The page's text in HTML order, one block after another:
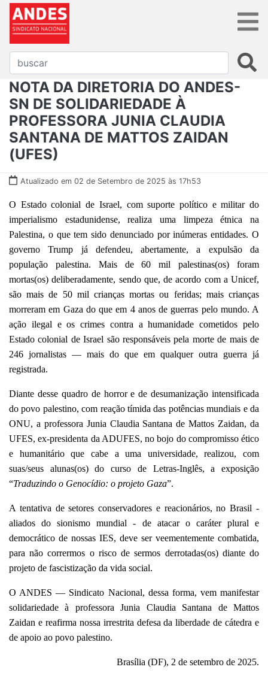
NOTA DA DIRETORIA DO ANDES-
SN DE SOLIDARIEDADE À
PROFESSORA JUNIA CLAUDIA
SANTANA DE MATTOS ZAIDAN
(UFES)
Atualizado em 02 de Setembro de 2025 às 17h53
O Estado colonial de Israel, com suporte político e militar do
imperialismo estadunidense, realiza uma limpeza étnica na
Palestina, o que tem sido denunciado por inúmeras entidades. O
governo Trump já defendeu, abertamente, a expulsão da
população palestina. Mais de 60 mil palestinas(os) foram
mortas(os) deliberadamente, sendo que, de acordo com a Unicef,
são mais de 50 mil crianças mortas ou feridas; mais crianças
morreram em Gaza do que em 4 anos de guerras pelo mundo. A
ação ilegal e os crimes contra a humanidade cometidos pelo
Estado colonial de Israel são responsáveis pela morte de mais de
246 jornalistas — mais do que em qualquer outra guerra já
registrada.
Diante desse quadro de horror e de desumanização intensificada
do povo palestino, com reação tímida das potências mundiais e da
ONU, a professora Junia Claudia Santana de Mattos Zaidan, da
UFES, ex-presidenta da ADUFES, no bojo do compromisso ético
e humanitário que cabe a uma universidade, realizou, com
suas/seus alunas(os) do curso de Letras-Inglês, a exposição
“Traduzindo o Genocídio: o projeto Gaza”.
A tentativa de setores conservadores e reacionários, no Brasil -
aliados do sionismo mundial - de atacar o caráter plural e
democrático de nossas IES, deve ser veementemente combatida,
para não corrermos o risco de sermos derrotadas(os) diante do
projeto de fascistização da vida social.
O ANDES — Sindicato Nacional, dessa forma, vem manifestar
solidariedade à professora Junia Claudia Santana de Mattos
Zaidan e reafirma nossa irrestrita defesa da liberdade de cátedra e
de apoio ao povo palestino.
Brasília (DF), 2 de setembro de 2025.